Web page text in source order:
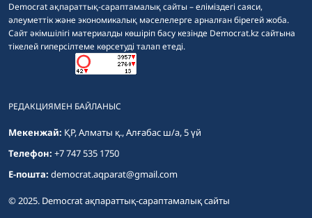
Democrat ақпараттық-сараптамалық сайты – еліміздегі саяси,
әлеуметтік және экономикалық мәселелерге арналған бірегей жоба.
Сайт әкімшілігі материалды көшіріп басу кезінде Democrat.kz сайтына
тікелей гиперсілтеме көрсетуді талап етеді.
РЕДАКЦИЯМЕН БАЙЛАНЫС
Мекенжай: ҚР, Алматы қ., Алғабас ш/а, 5 үй
Телефон: +7 747 535 1750
E-пошта: democrat.aqparat@gmail.com
© 2025. Democrat ақпараттық-сараптамалық сайты